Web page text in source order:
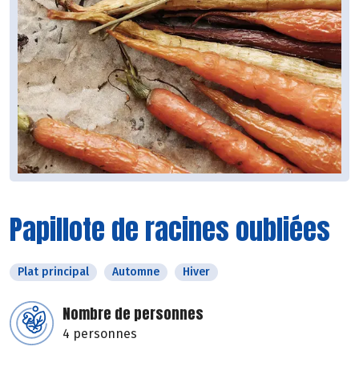
Papillote de racines oubliées
Plat principal Automne Hiver
Nombre de personnes
4 personnes